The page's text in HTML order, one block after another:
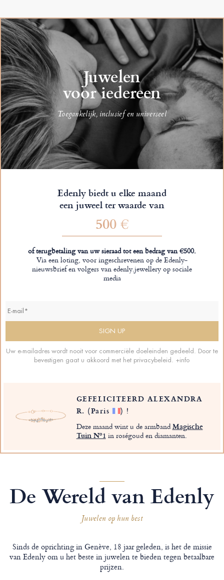
Juwelen
voor iedereen
Toegankelijk, inclusief en universeel
Edenly biedt u elke maand
een juweel ter waarde van
500 €
of terugbetaling van uw sieraad tot een bedrag van €500.
Via een loting, voor ingeschrevenen op de Edenly-
nieuwsbrief en volgers van edenly.jewellery op sociale
media
Uw e-mailadres wordt nooit voor commerciële doeleinden gedeeld. Door te
bevestigen gaat u akkoord met het privacybeleid. +info
GEFELICITEERD ALEXANDRA
R. (Paris ) !
Deze maand wint u de armbandMagische
Tuin Nº1 in roségoud en diamanten.
De Wereld van Edenly
Juwelen op hun best
Sinds de oprichting in Genève, 18 jaar geleden, is het de missie
van Edenly om u het beste in juwelen te bieden tegen betaalbare
prijzen.